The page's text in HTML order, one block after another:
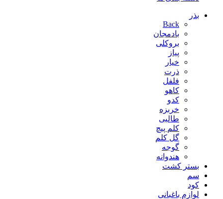
بذر
Back
بادمجان
بروکلی
پیاز
خیار
ذرت
فلفل
کاهو
کدو
خربزه
طالبی
کلم پیچ
گل کلم
گوجه
هندوانه
بستر کشت
سم
کود
لوازم باغبانی